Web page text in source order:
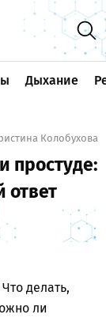
Дыхание
Колобухова
простуде:
делать,
ли